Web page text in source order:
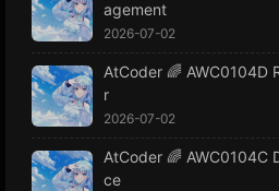
agement
2026-07-02
AtCoder 🌈 AWC0104D
r
2026-07-02
AtCoder 🌈 AWC0104C
ce